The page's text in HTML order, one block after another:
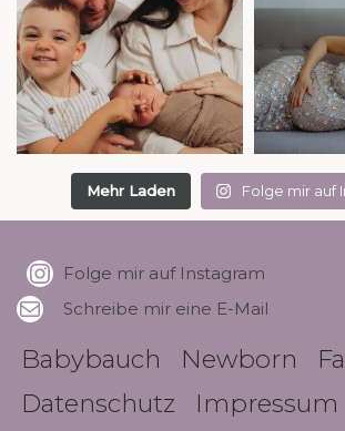
Mehr Laden Folge mir auf
Folge mir auf Instagram
Schreibe mir eine E-Mail
Babybauch Newborn
Datenschutz
Impressum